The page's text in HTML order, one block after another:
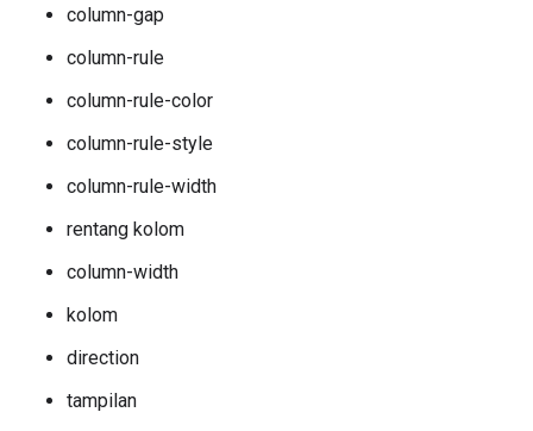
column-gap
column-rule
column-rule-color
column-rule-style
column-rule-width
rentang kolom
column-width
kolom
direction
tampilan